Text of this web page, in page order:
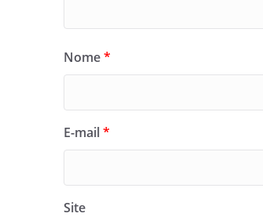
Nome*
E-mail*
Site